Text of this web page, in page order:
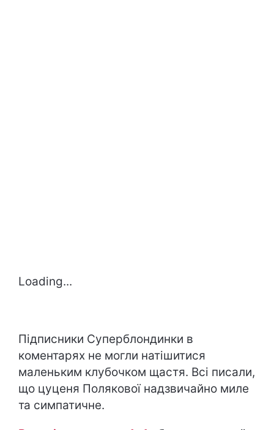
Loading...
Підписники Суперблондинки в
коментарях не могли натішитися
маленьким клубочком щастя. Всі писали,
що цуценя Полякової надзвичайно миле
та симпатичне.